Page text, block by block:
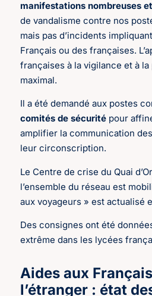
manifestations nombreuses
de vandalisme contre nos
mais pas d’incidents
Français ou des françaises.
françaises à la vigilance et à
maximal.
Il a été demandé aux postes
comités de sécurité pour
amplifier la communication
leur circonscription.
Le Centre de crise du Quai
l’ensemble du réseau est
aux voyageurs » est actualisé
Des consignes ont été
extrême dans les lycées
Aides aux
l’étranger : état